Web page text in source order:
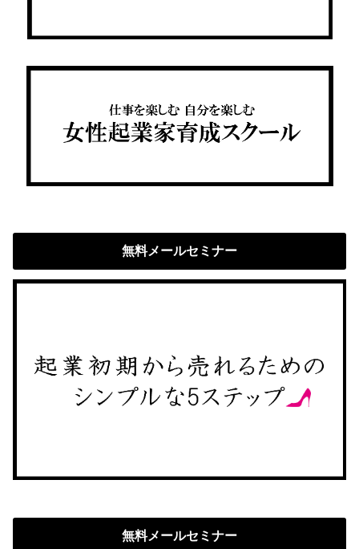
無料メールセミナー
無料メールセミナー